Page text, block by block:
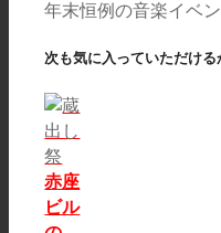
年末恒例の音楽イベ
次も気に入っていただける
赤座
ビル